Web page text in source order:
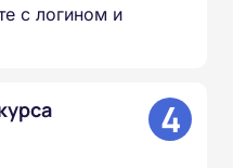
с логином и
4